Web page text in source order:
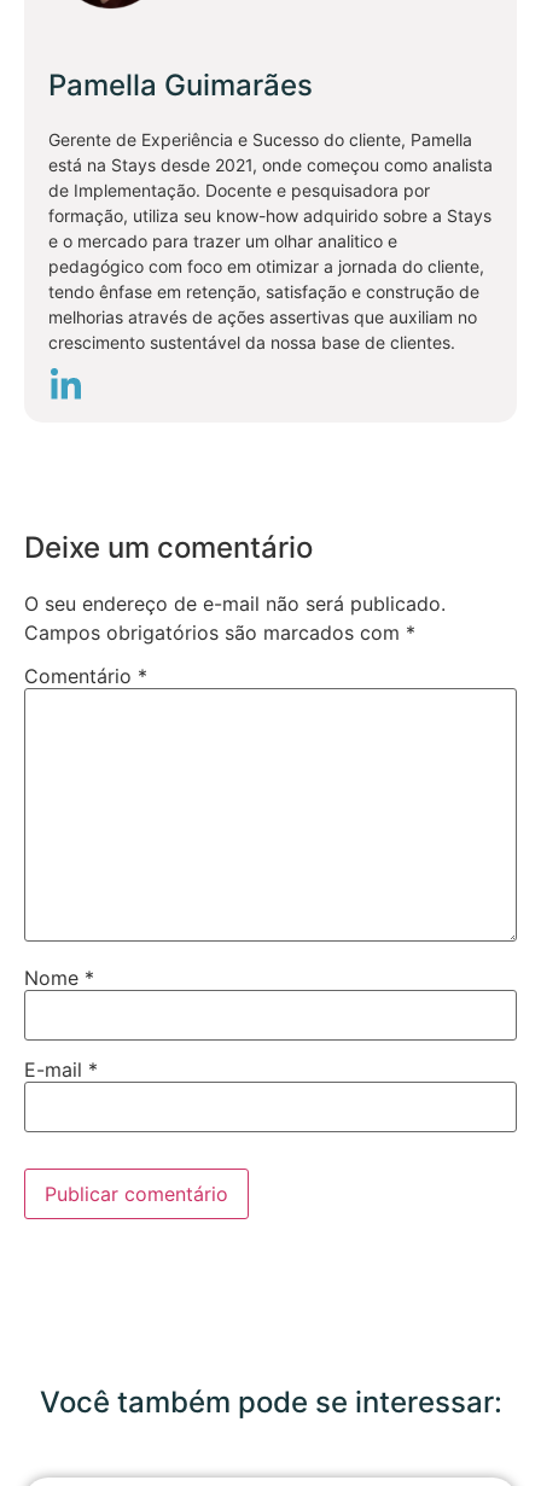
Pamella Guimarães
Gerente de Experiência e Sucesso do cliente, Pamella
está na Stays desde 2021, onde começou como analista
de Implementação. Docente e pesquisadora por
formação, utiliza seu know-how adquirido sobre a Stays
e o mercado para trazer um olhar analitico e
pedagógico com foco em otimizar a jornada do cliente,
tendo ênfase em retenção, satisfação e construção de
melhorias através de ações assertivas que auxiliam no
crescimento sustentável da nossa base de clientes.
Deixe um comentário
O seu endereço de e-mail não será publicado.
Campos obrigatórios são marcados com *
Comentário *
Nome *
E-mail *
Você também pode se interessar: